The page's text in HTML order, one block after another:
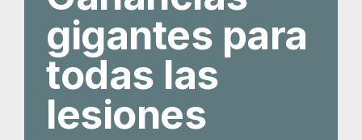
gigantes para
todas las
lesiones